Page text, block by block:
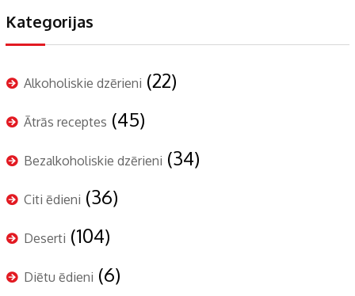
Kategorijas
Alkoholiskie dzērieni (22)
Ātrās receptes (45)
Bezalkoholiskie dzērieni (34)
Citi ēdieni (36)
Deserti (104)
Diētu ēdieni (6)